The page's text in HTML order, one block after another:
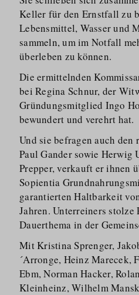
Keller für den Ernstfall zu
Lebensmittel, Wasser und
sammeln, um im Notfall
überleben zu können.
Die ermittelnden
bei Regina Schnur, der
Gründungs­mitglied Ingo
bewundert und verehrt hat.
Und sie befragen auch den
Paul Gander sowie Herwig
Prepper, verkauft er ihnen
Sopientia
garantierten Haltbarkeit
Jahren. Unterreiners stolze
Dauerthema in der
Mit Kristina Sprenger,
´Arronge, Heinz Marecek,
Ebm, Norman Hacker,
Kleinheinz, Wilhelm